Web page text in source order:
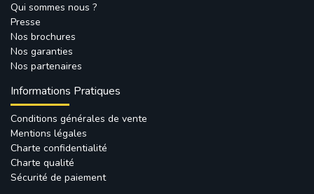
Qui sommes nous ?
Presse
Nos brochures
Nos garanties
Nos partenaires
Informations Pratiques
Conditions générales de vente
Mentions légales
Charte confidentialité
Charte qualité
Sécurité de paiement